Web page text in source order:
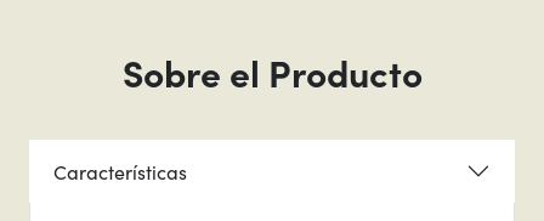
Sobre el Producto
Características